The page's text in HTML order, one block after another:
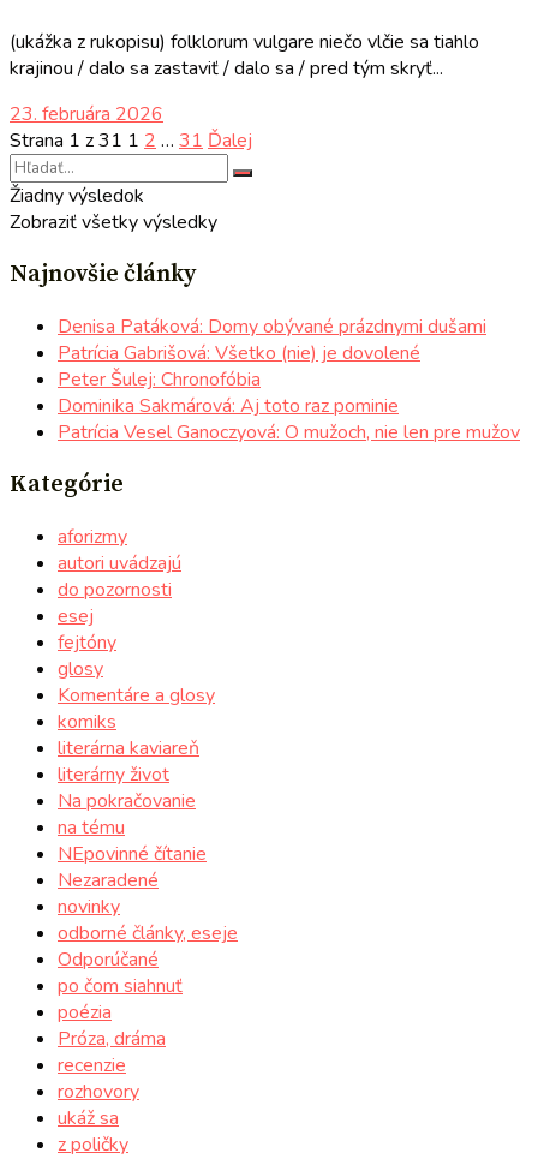
(ukážka z rukopisu) folklorum vulgare niečo vlčie sa tiahlo
krajinou / dalo sa zastaviť / dalo sa / pred tým skryť...
23. februára 2026
Strana 1 z 31 1 2 … 31 Ďalej
Žiadny výsledok
Zobraziť všetky výsledky
Najnovšie články
Denisa Patáková: Domy obývané prázdnymi dušami
Patrícia Gabrišová: Všetko (nie) je dovolené
Peter Šulej: Chronofóbia
Dominika Sakmárová: Aj toto raz pominie
Patrícia Vesel Ganoczyová: O mužoch, nie len pre mužov
Kategórie
aforizmy
autori uvádzajú
do pozornosti
esej
fejtóny
glosy
Komentáre a glosy
komiks
literárna kaviareň
literárny život
Na pokračovanie
na tému
NEpovinné čítanie
Nezaradené
novinky
odborné články, eseje
Odporúčané
po čom siahnuť
poézia
Próza, dráma
recenzie
rozhovory
ukáž sa
z poličky